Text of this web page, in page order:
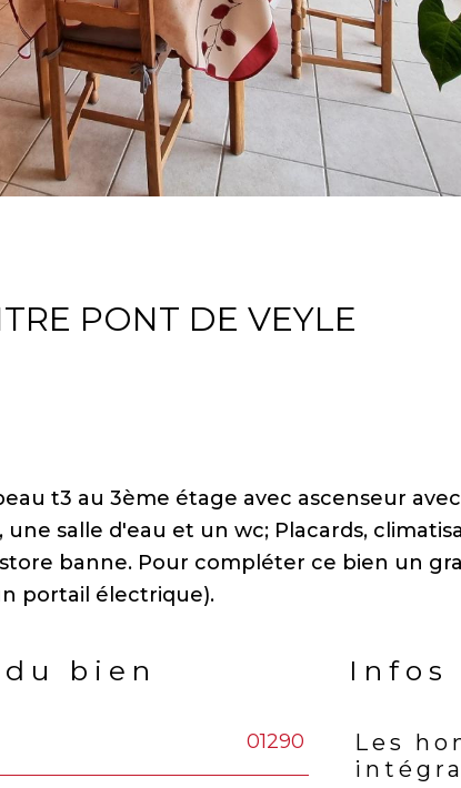
PONT DE VEYLE
t3 au 3ème étage avec ascenseur
salle d'eau et un wc; Placards,
store banne. Pour compléter ce bien un
bien
01290
Infos
Les